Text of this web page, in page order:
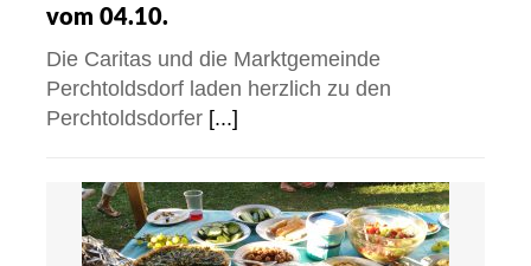
vom 04.10.
Die Caritas und die Marktgemeinde
Perchtoldsdorf laden herzlich zu den
Perchtoldsdorfer [...]